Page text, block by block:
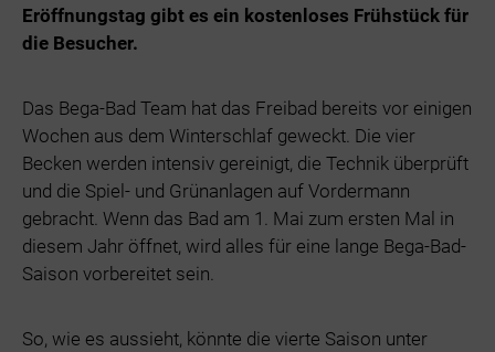
Eröffnungstag gibt es ein kostenloses Frühstück für
die Besucher.
Das Bega-Bad Team hat das Freibad bereits vor einigen
Wochen aus dem Winterschlaf geweckt. Die vier
Becken werden intensiv gereinigt, die Technik überprüft
und die Spiel- und Grünanlagen auf Vordermann
gebracht. Wenn das Bad am 1. Mai zum ersten Mal in
diesem Jahr öffnet, wird alles für eine lange Bega-Bad-
Saison vorbereitet sein.
So, wie es aussieht, könnte die vierte Saison unter